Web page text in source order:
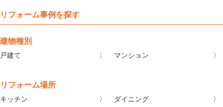
リフォーム事例を探す
建物種別
戸建て マンション
リフォーム場所
キッチン
ダイニング